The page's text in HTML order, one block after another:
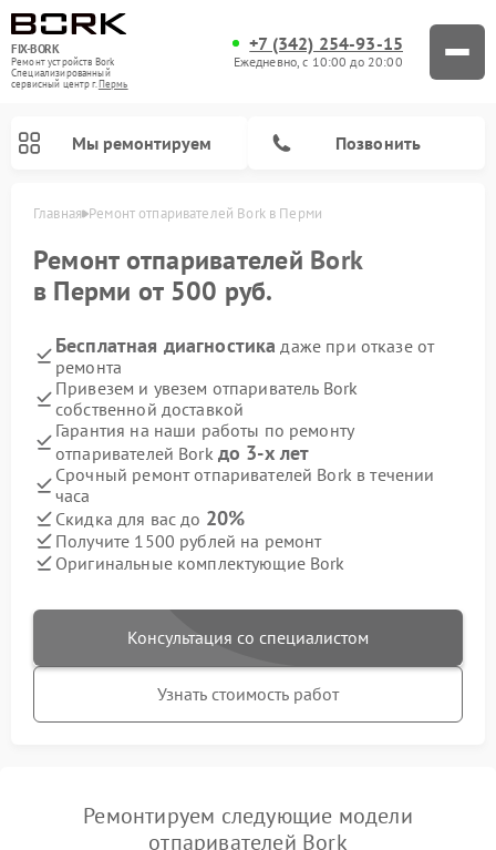
FIX-BORK
Ремонт устройств Bork
Специализированный
cервисный центр г.Пермь
+7 (342) 254-93-15
Ежедневно, с 10:00 до 20:00
Мы ремонтируем Позвонить
Главная Ремонт отпаривателей Bork в Перми
Ремонт отпаривателей Bork
в Перми от 500 руб.
Бесплатная диагностика даже при отказе от
ремонта
Привезем и увезем отпариватель Bork
собственной доставкой
Гарантия на наши работы по ремонту
отпаривателей Bork до 3-х лет
Срочный ремонт отпаривателей Bork в течении
часа
Скидка для вас до 20%
Получите 1500 рублей на ремонт
Оригинальные комплектующие Bork
Консультация со специалистом
Узнать стоимость работ
Ремонтируем следующие модели
отпаривателей Bork